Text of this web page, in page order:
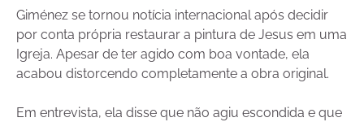
Giménez se tornou notícia internacional após decidir
por conta própria restaurar a pintura de Jesus em uma
Igreja. Apesar de ter agido com boa vontade, ela
acabou distorcendo completamente a obra original.
Em entrevista, ela disse que não agiu escondida e que